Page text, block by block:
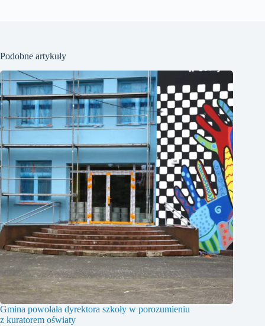
Podobne artykuły
Gmina powołała dyrektora szkoły w porozumieniu
z kuratorem oświaty